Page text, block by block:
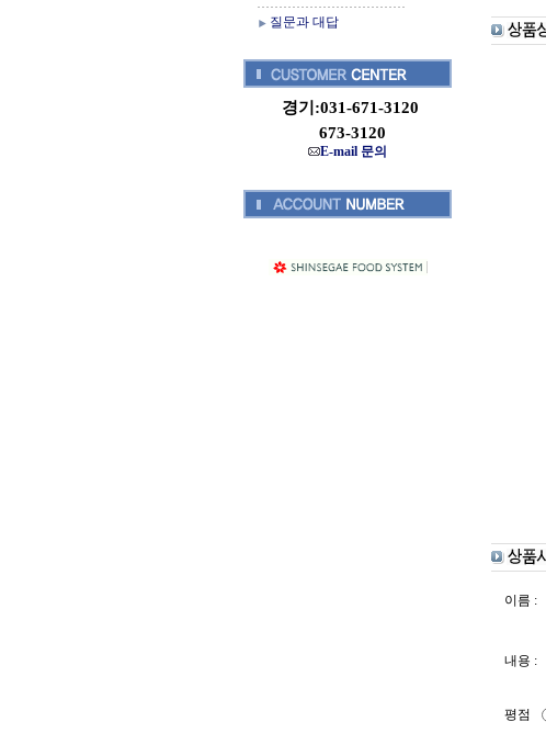
질문과 대답
경기:031-671-3120
673-3120
E-mail 문의
이름 :
내용 :
평점